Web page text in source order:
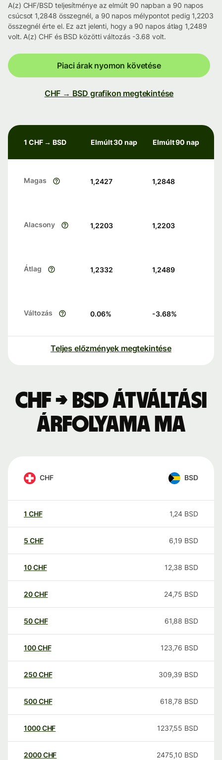
A(z) CHF/BSD teljesítménye az elmúlt 90 napban a 90 napos
csúcsot 1,2848 összegnél, a 90 napos mélypontot pedig 1,2203
összegnél érte el. Ez azt jelenti, hogy a 90 napos átlag 1,2489
volt. A(z) CHF és BSD közötti változás -3.68 volt.
Piaci árak nyomon követése
CHF → BSD grafikon megtekintése
1 CHF → BSD Elmúlt 30 nap Elmúlt 90 nap
Magas 1,2427 1,2848
Alacsony 1,2203 1,2203
Átlag 1,2332 1,2489
Változás 0.06% -3.68%
Teljes előzmények megtekintése
CHF → BSD átváltási
árfolyama ma
CHF BSD
1 CHF 1,24 BSD
5 CHF 6,19 BSD
10CHF 12,38 BSD
20CHF 24,75 BSD
50CHF 61,88 BSD
100CHF 123,76 BSD
250CHF 309,39 BSD
500CHF 618,78 BSD
1000CHF 1237,55 BSD
2000CHF 2475,10 BSD